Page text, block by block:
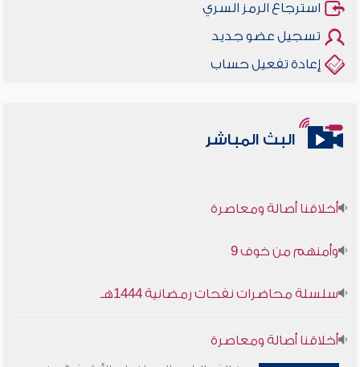
استرجاع الرمز السري
تسجيل عضو جديد
إعادة تفعيل حساب
البث المباشر
أخلاقنا أصالة ومعاصرة
وأمنهم من خوف 9
سلسلة محاضرات نفحات رمضانية 1444هـ
أخلاقنا أصالة ومعاصرة